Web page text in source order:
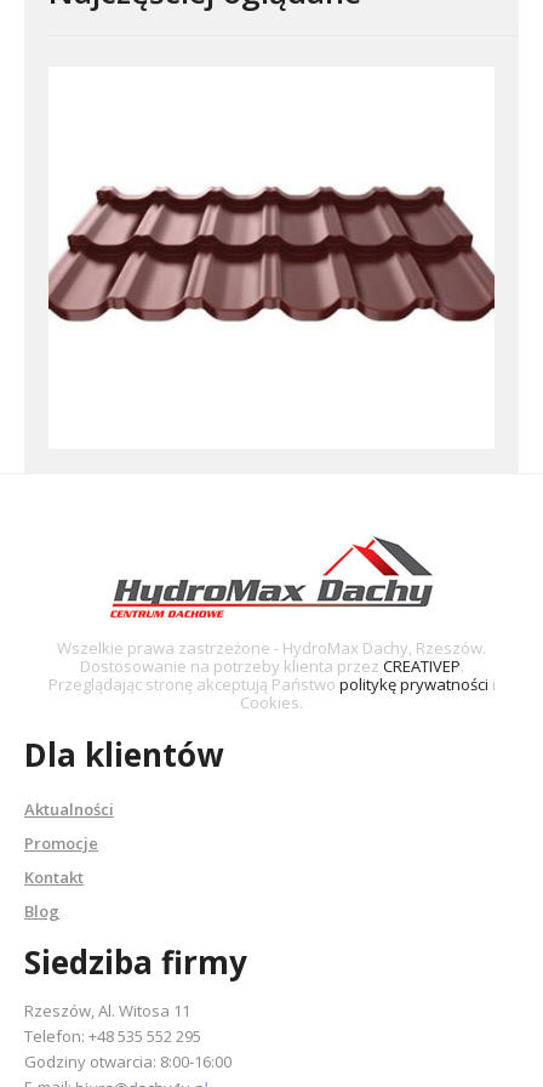
Wszelkie prawa zastrzeżone - HydroMax Dachy, Rzeszów.
Dostosowanie na potrzeby klienta przez CREATIVEP.
Przeglądając stronę akceptują Państwo politykę prywatności i
Cookies.
Dla klientów
Aktualności
Promocje
Kontakt
Blog
Siedziba firmy
Rzeszów, Al. Witosa 11
Telefon: +48 535 552 295
Godziny otwarcia: 8:00-16:00